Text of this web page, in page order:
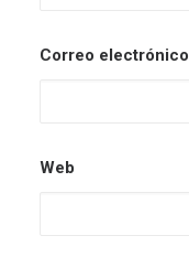
Correo electrónico
Web